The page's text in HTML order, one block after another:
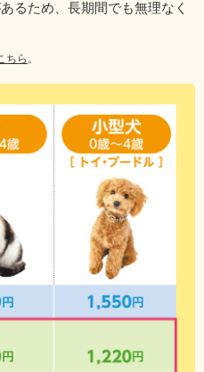
るため、長期間でも無理なく
ちら 。